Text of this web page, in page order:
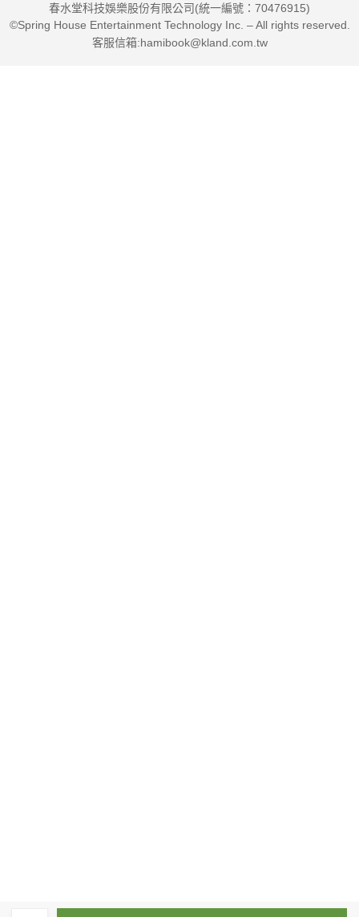
春水堂科技娛樂股份有限公司(統一編號：70476915)
©Spring House Entertainment Technology Inc. – All rights reserved.
客服信箱:hamibook@kland.com.tw